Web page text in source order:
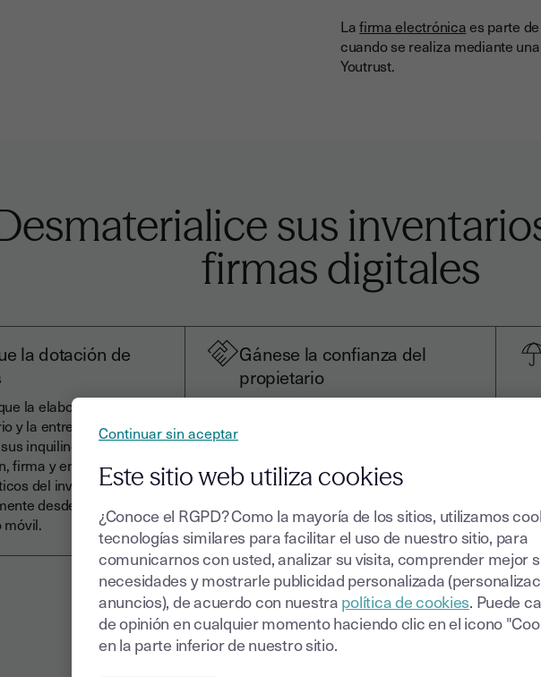
Lafirma electrónicaes parte
cuando se realiza mediante
Youtrust.
sus
firmas digitales
la dotación de
la elaboración del
y la entrega de las
inquilinos mediante la
firma y envío
del inventario
desde su tablet o
móvil.
Gánese la confianza del
propietario
al aumento de la efectividad en la
gestión de sus propiedades.
Continuar sin aceptar
Este sitio web utiliza cookies
¿Conoce el RGPD? Como la mayoría de los sitios, utilizamos
tecnologías similares para facilitar el uso de nuestro sitio, para
comunicarnos con usted, analizar su visita, comprender mejor
necesidades y mostrarle publicidad personalizada
anuncios), de acuerdo con nuestrapolítica de cookies. Puede
de opinión en cualquier momento haciendo clic en el icono
en la parte inferior de nuestro sitio.